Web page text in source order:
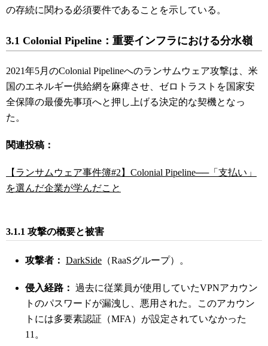
の存続に関わる必須要件であることを示している。
3.1 Colonial Pipeline：重要インフラにおける分水嶺
2021年5月のColonial Pipelineへのランサムウェア攻撃は、米
国のエネルギー供給網を麻痺させ、ゼロトラストを国家安
全保障の最優先事項へと押し上げる決定的な契機となっ
た。
関連投稿：
【ランサムウェア事件簿#2】Colonial Pipeline──「支払い」
を選んだ企業が学んだこと
3.1.1 攻撃の概要と被害
攻撃者： DarkSide （RaaSグループ）。
侵入経路： 過去に従業員が使用していたVPNアカウン
トのパスワードが漏洩し、悪用された。このアカウン
トには多要素認証（MFA）が設定されていなかった
11 。